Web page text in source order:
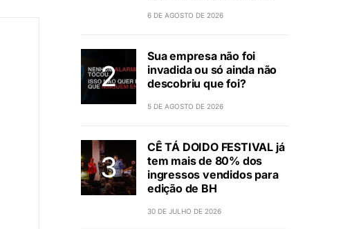
6 DE AGOSTO DE 2026
Sua empresa não foi
invadida ou só ainda não
descobriu que foi?
5 DE AGOSTO DE 2026
CÊ TÁ DOIDO FESTIVAL já
tem mais de 80% dos
ingressos vendidos para
edição de BH
30 DE JULHO DE 2026